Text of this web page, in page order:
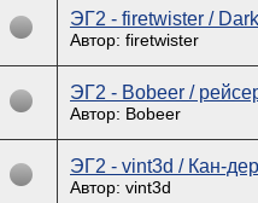
ЭГ2 - firetwister /
Автор: firetwister
ЭГ2 - Bobeer /
Автор: Bobeer
ЭГ2 - vint3d / Кан-
Автор: vint3d